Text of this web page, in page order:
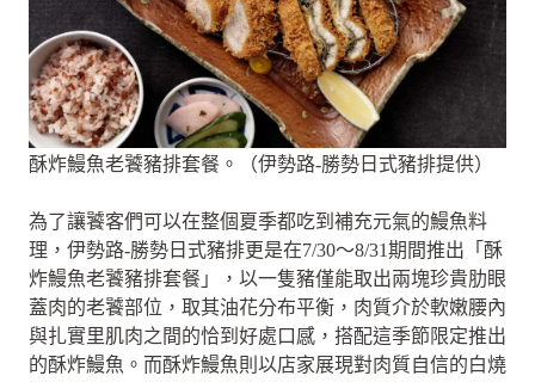
酥炸鰻魚老饕豬排套餐。（伊勢路-勝勢日式豬排提供）
為了讓饕客們可以在整個夏季都吃到補充元氣的鰻魚料
理，伊勢路-勝勢日式豬排更是在7/30～8/31期間推出「酥
炸鰻魚老饕豬排套餐」，以一隻豬僅能取出兩塊珍貴肋眼
蓋肉的老饕部位，取其油花分布平衡，肉質介於軟嫩腰內
與扎實里肌肉之間的恰到好處口感，搭配這季節限定推出
的酥炸鰻魚。而酥炸鰻魚則以店家展現對肉質自信的白燒